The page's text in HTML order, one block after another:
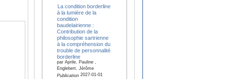
La condition borderline
à la lumière de la
condition
baudelairienne :
Contribution de la
philosophie sartrienne
à la compréhension du
trouble de personnalité
borderline
par Aprile, Pauline ,
Englebert, Jérôme
Publication2027-01-01